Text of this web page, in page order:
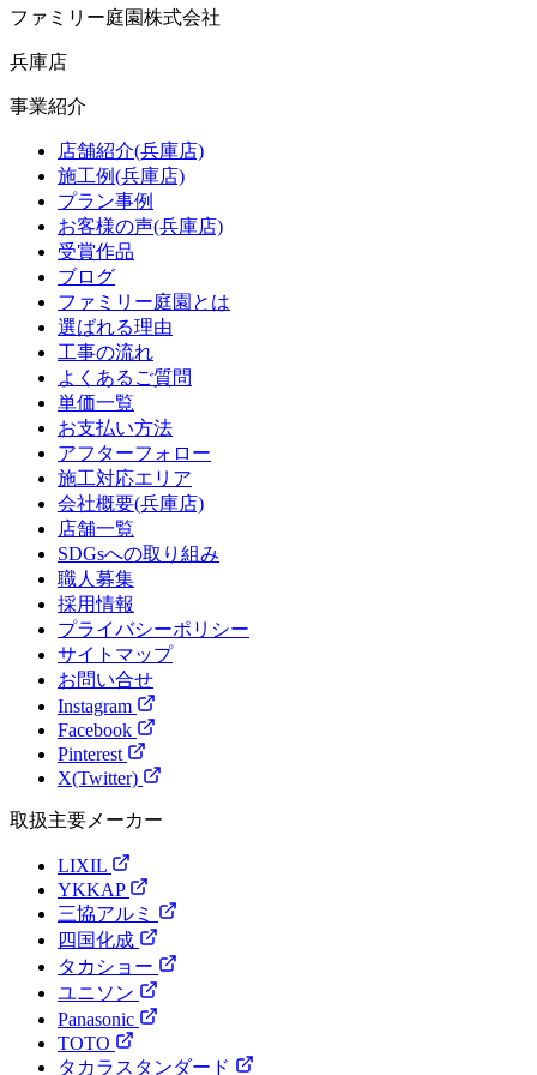
ファミリー庭園株式会社
兵庫店
事業紹介
店舗紹介(兵庫店)
施工例(兵庫店)
プラン事例
お客様の声(兵庫店)
受賞作品
ブログ
ファミリー庭園とは
選ばれる理由
工事の流れ
よくあるご質問
単価一覧
お支払い方法
アフターフォロー
施工対応エリア
会社概要(兵庫店)
店舗一覧
SDGsへの取り組み
職人募集
採用情報
プライバシーポリシー
サイトマップ
お問い合せ
Instagram
Facebook
Pinterest
X(Twitter)
取扱主要メーカー
LIXIL
YKKAP
三協アルミ
四国化成
タカショー
ユニソン
Panasonic
TOTO
タカラスタンダード